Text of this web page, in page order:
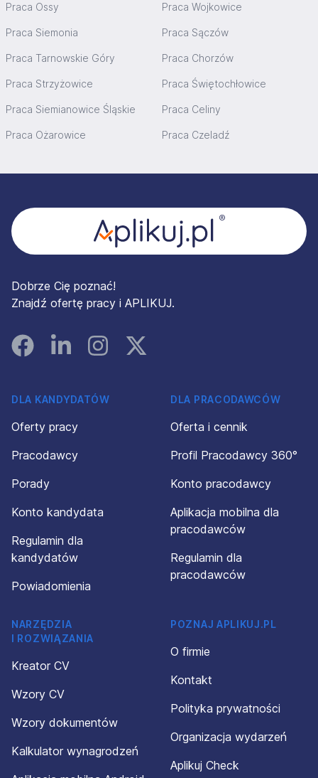
Praca Ossy Praca Wojkowice
Praca Siemonia Praca Sączów
Praca Tarnowskie Góry Praca Chorzów
Praca Strzyżowice Praca Świętochłowice
Praca Siemianowice Śląskie Praca Celiny
Praca Ożarowice Praca Czeladź
Dobrze Cię poznać!
Znajdź ofertę pracy i APLIKUJ.
FacebookLinked InInstagramInstagram
DLA KANDYDATÓW
Oferty pracy
Pracodawcy
Porady
Konto kandydata
Regulamin dla
kandydatów
Powiadomienia
DLA PRACODAWCÓW
Oferta i cennik
Profil Pracodawcy 360°
Konto pracodawcy
Aplikacja mobilna dla
pracodawców
Regulamin dla
pracodawców
NARZĘDZIA
I ROZWIĄZANIA
Kreator CV
Wzory CV
Wzory dokumentów
Kalkulator wynagrodzeń
POZNAJ APLIKUJ.PL
O firmie
Kontakt
Polityka prywatności
Organizacja wydarzeń
Aplikuj Check